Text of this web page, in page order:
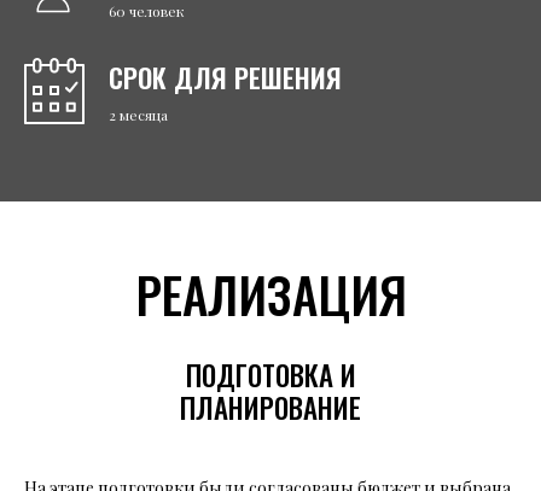
60 человек
СРОК ДЛЯ РЕШЕНИЯ
2 месяца
РЕАЛИЗАЦИЯ
ПОДГОТОВКА И
ПЛАНИРОВАНИЕ